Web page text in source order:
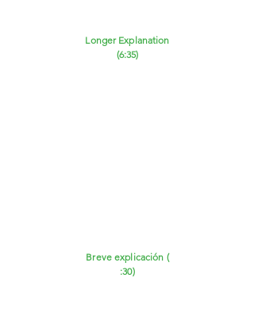
Longer Explanation
(6:35)
Breve explicación (
:30)